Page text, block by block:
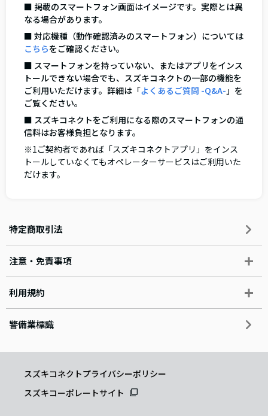
■ 掲載のスマートフォン画面はイメージです。実際とは異
なる場合があります。
■ 対応機種（動作確認済みのスマートフォン）については
こちらをご確認ください。
■ スマートフォンを持っていない、またはアプリをインス
トールできない場合でも、スズキコネクトの一部の機能を
ご利用いただけます。詳細は「よくあるご質問 -Q&A-」を
ご覧ください。
■ スズキコネクトをご利用になる際のスマートフォンの通
信料はお客様負担となります。
※1ご契約者であれば「スズキコネクトアプリ」をインス
トールしていなくてもオペレーターサービスはご利用いた
だけます。
特定商取引法
注意・免責事項
利用規約
警備業標識
スズキコネクトプライバシーポリシー
スズキコーポレートサイト